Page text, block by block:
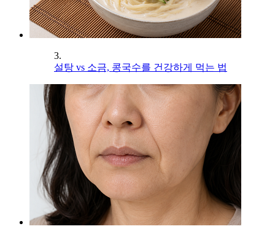
3.
설탕 vs 소금, 콩국수를 건강하게 먹는 법